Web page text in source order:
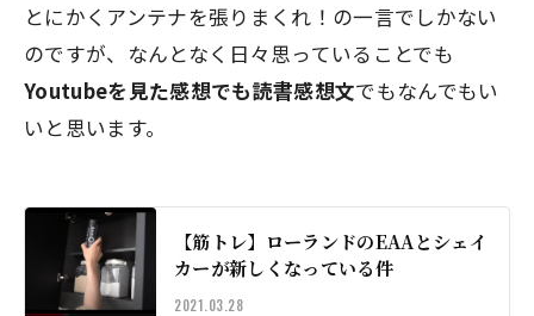
とにかくアンテナを張りまくれ！の一言でしかない
のですが、なんとなく日々思っていることでも
Youtubeを見た感想でも読書感想文でもなんでもい
いと思います。
【筋トレ】ローランドのEAAとシェイ
カーが新しくなっている件
2021.03.28